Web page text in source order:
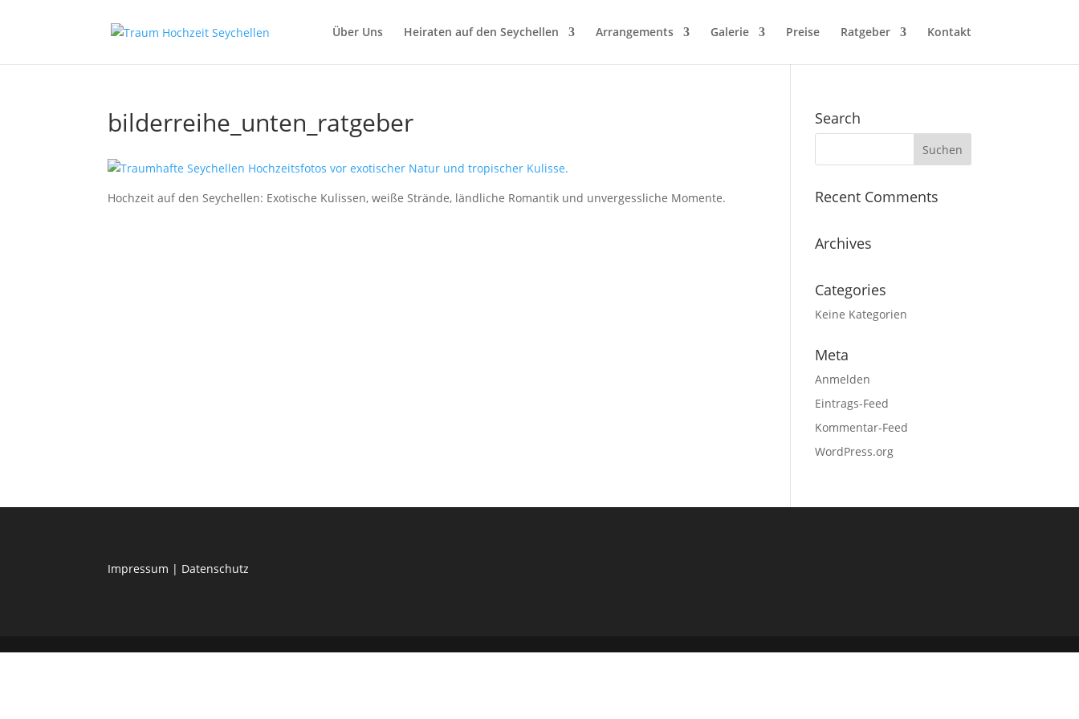
Über Uns Heiraten auf den Seychellen Arrangements Galerie Preise Ratgeber Kontakt
bilderreihe_unten_ratgeber
Hochzeit auf den Seychellen: Exotische Kulissen, weiße Strände, ländliche Romantik und unvergessliche Momente.
Search
Recent Comments
Archives
Categories
Keine Kategorien
Meta
Anmelden
Eintrags-Feed
Kommentar-Feed
WordPress.org
Impressum | Datenschutz